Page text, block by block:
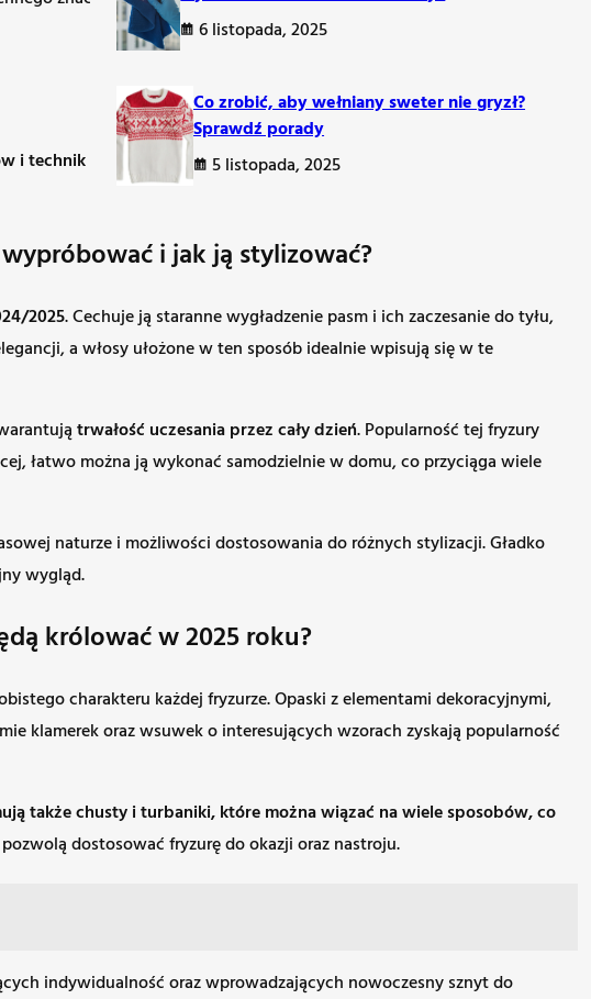
technik zmniejszających ryzyko uszkodzeń
i jak ją stylizować?
2025. Cechuje ją staranne wygładzenie pasm i ich zaczesanie do tyłu,
a włosy ułożone w ten sposób idealnie wpisują się w te
trwałość uczesania przez cały dzień. Popularność tej fryzury
łatwo można ją wykonać samodzielnie w domu, co przyciąga wiele
naturze i możliwości dostosowania do różnych stylizacji. Gładko
wygląd.
królować w 2025 roku?
charakteru każdej fryzurze. Opaski z elementami dekoracyjnymi,
klamerek oraz wsuwek o interesujących wzorach zyskają popularność
także chusty i turbaniki, które można wiązać na wiele sposobów, co
dostosować fryzurę do okazji oraz nastroju.
indywidualność oraz wprowadzających nowoczesny sznyt do
6 listopada, 2025
Co zrobić, aby wełniany sweter nie gryzł?
Sprawdź porady
5 listopada, 2025